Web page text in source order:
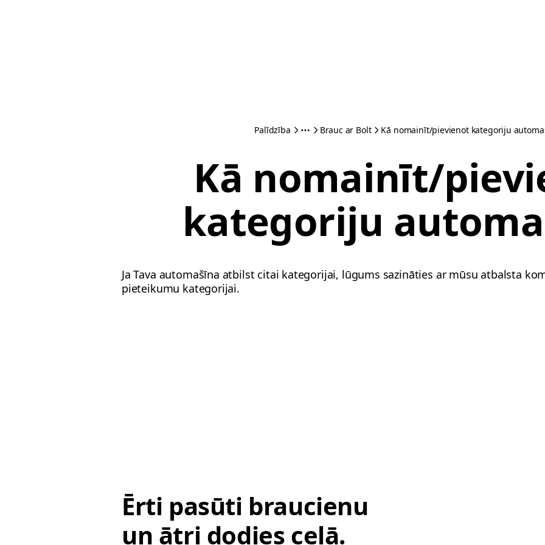
Palīdzība Brauc ar Bolt Kā nomainīt/pievienot kategoriju
Kā nomainīt/
kategoriju
Ja Tava automašīna atbilst citai kategorijai, lūgums sazināties ar mūsu atbalsta
pieteikumu kategorijai.
Ērti pasūti braucienu
un ātri dodies ceļā.